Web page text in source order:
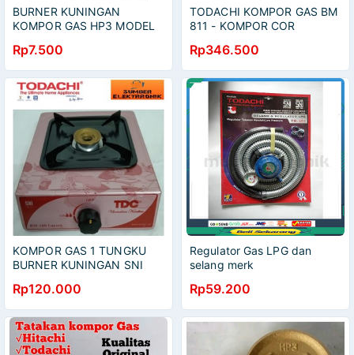
BURNER KUNINGAN
KOMPOR GAS HP3 MODEL
Rp7.500
TODACHI KOMPOR GAS BM
811 - KOMPOR COR
Rp346.500
KOMPOR GAS 1 TUNGKU
BURNER KUNINGAN SNI
Rp120.000
Regulator Gas LPG dan
selang merk
SLANG REGULATOR SNI
BERGARANSI RESMI
Rp59.200